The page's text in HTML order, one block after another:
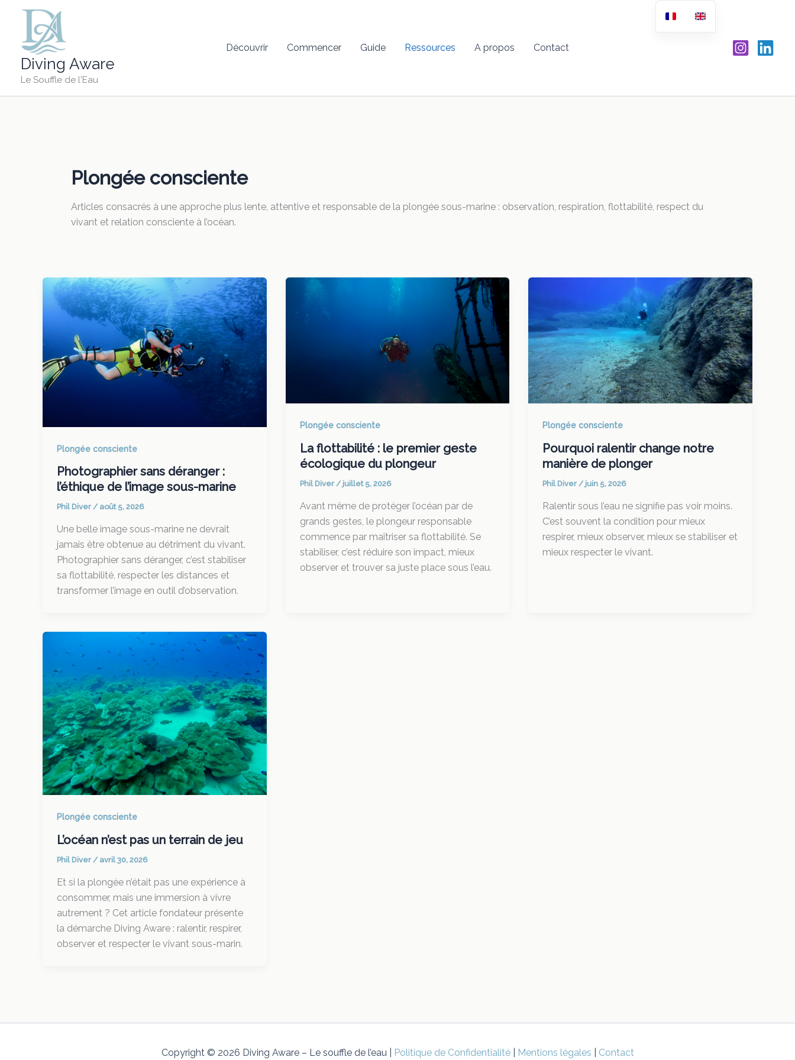
contenu
Diving Aware
Le Souffle de l'Eau
Découvrir Commencer Guide Ressources A propos Contact
Plongée consciente
Articles consacrés à une approche plus lente, attentive et responsable de la plongée sous-marine : observation, respiration, flottabilité, respect du
vivant et relation consciente à l’océan.
Plongée consciente
Photographier sans déranger :
l’éthique de l’image sous-marine
Phil Diver / août 5, 2026
Une belle image sous-marine ne devrait
jamais être obtenue au détriment du vivant.
Photographier sans déranger, c’est stabiliser
sa flottabilité, respecter les distances et
transformer l’image en outil d’observation.
Plongée consciente
La flottabilité : le premier geste
écologique du plongeur
Phil Diver /juillet 5, 2026
Avant même de protéger l’océan par de
grands gestes, le plongeur responsable
commence par maîtriser sa flottabilité. Se
stabiliser, c’est réduire son impact, mieux
observer et trouver sa juste place sous l’eau.
Plongée consciente
Pourquoi ralentir change notre
manière de plonger
Phil Diver/juin 5, 2026
Ralentir sous l’eau ne signifie pas voir moins.
C’est souvent la condition pour mieux
respirer, mieux observer, mieux se stabiliser et
mieux respecter le vivant.
Plongée consciente
L’océan n’est pas un terrain de jeu
Phil Diver / avril 30, 2026
Et si la plongée n’était pas une expérience à
consommer, mais une immersion à vivre
autrement ? Cet article fondateur présente
la démarche Diving Aware : ralentir, respirer,
observer et respecter le vivant sous-marin.
Copyright © 2026 Diving Aware – Le souffle de l’eau | Politique de Confidentialité| Mentions légales Contact